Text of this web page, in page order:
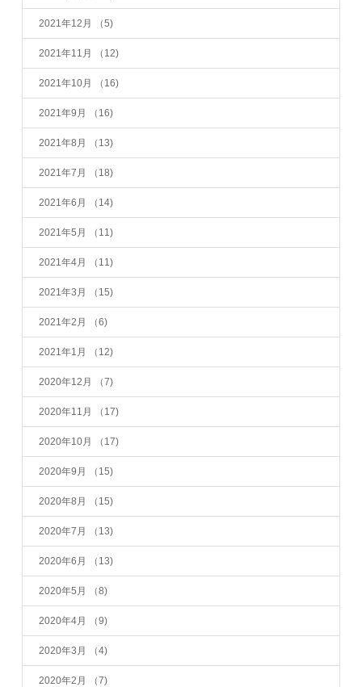
2021年12月 （5)
2021年11月 （12)
2021年10月 （16)
2021年9月 （16)
2021年8月 （13)
2021年7月 （18)
2021年6月 （14)
2021年5月 （11)
2021年4月 （11)
2021年3月 （15)
2021年2月 （6)
2021年1月 （12)
2020年12月 （7)
2020年11月 （17)
2020年10月 （17)
2020年9月 （15)
2020年8月 （15)
2020年7月 （13)
2020年6月 （13)
2020年5月 （8)
2020年4月 （9)
2020年3月 （4)
2020年2月 （7)